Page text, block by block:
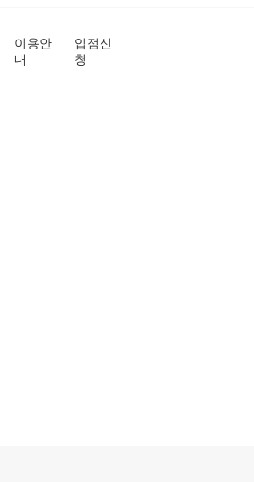
이용안
내
입점신
청